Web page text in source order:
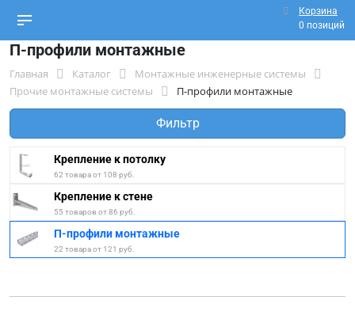
Корзина
0 позиций
П-профили монтажные
Главная Каталог
Монтажные инженерные системы
Прочие монтажные системы
П-профили монтажные
Фильтр
Крепление к потолку
62 товара от 108 руб.
Крепление к стене
55 товаров от 86 руб.
П-профили монтажные
22 товара от 121 руб.